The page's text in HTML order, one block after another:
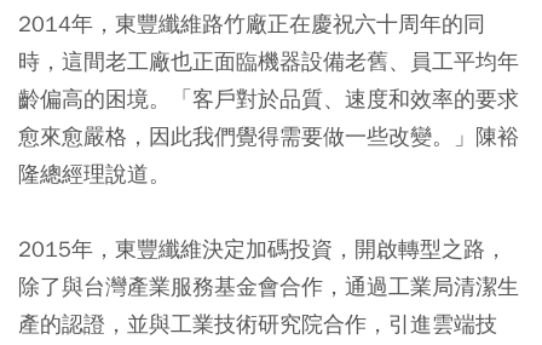
2014年，東豐纖維路竹廠正在慶祝六十周年的同
時，這間老工廠也正面臨機器設備老舊、員工平均年
齡偏高的困境。「客戶對於品質、速度和效率的要求
愈來愈嚴格，因此我們覺得需要做一些改變。」陳裕
隆總經理說道。
2015年，東豐纖維決定加碼投資，開啟轉型之路，
除了與台灣產業服務基金會合作，通過工業局清潔生
產的認證，並與工業技術研究院合作，引進雲端技